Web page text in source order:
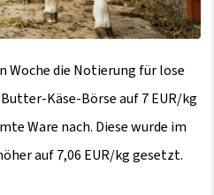
Woche die Notierung für lose
Käse-Börse auf 7 EUR/kg
Ware nach. Diese wurde im
auf 7,06 EUR/kg gesetzt.